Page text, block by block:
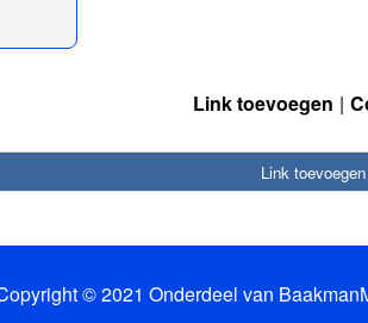
Link toevoegen
Link toevoegen
© 2021 Onderdeel van